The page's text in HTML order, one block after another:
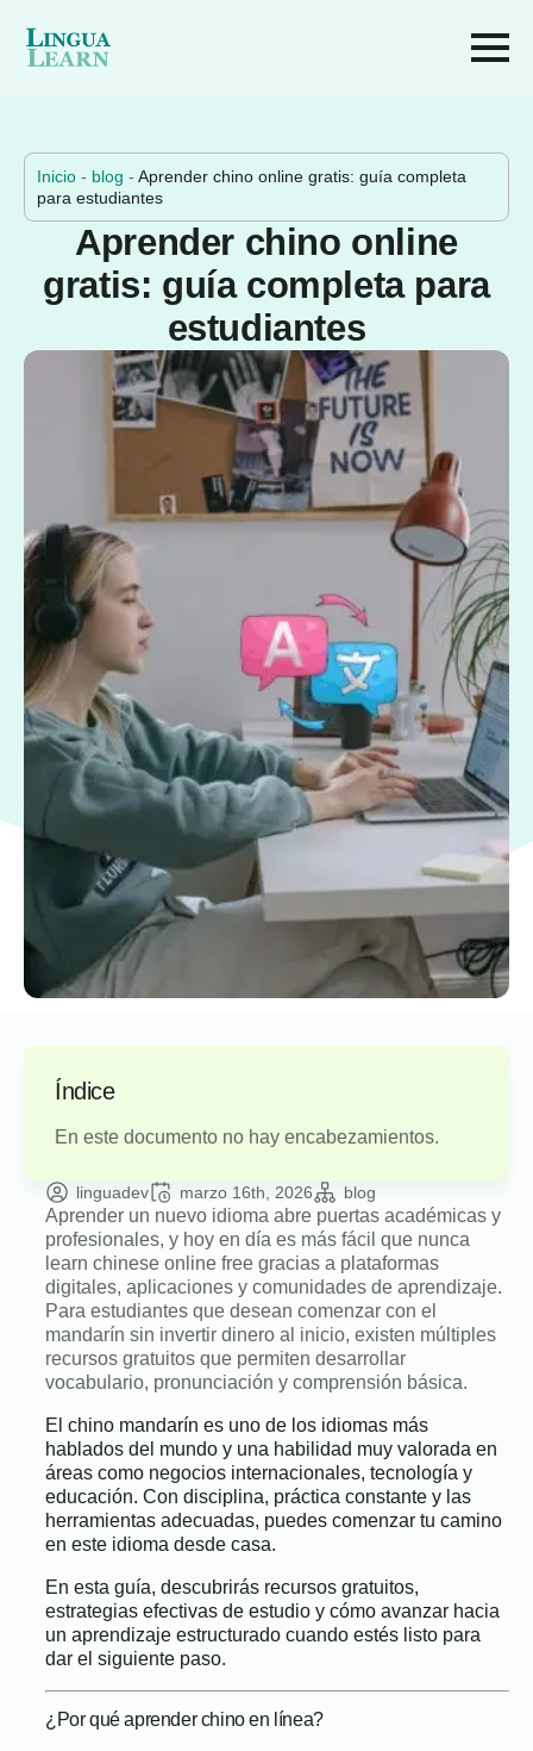
Inicio - blog - Aprender chino online gratis: guía completa
para estudiantes
Aprender chino online
gratis: guía completa para
estudiantes
Índice
En este documento no hay encabezamientos.
linguadev marzo 16th, 2026 blog
Aprender un nuevo idioma abre puertas académicas y
profesionales, y hoy en día es más fácil que nunca
learn chinese online free gracias a plataformas
digitales, aplicaciones y comunidades de aprendizaje.
Para estudiantes que desean comenzar con el
mandarín sin invertir dinero al inicio, existen múltiples
recursos gratuitos que permiten desarrollar
vocabulario, pronunciación y comprensión básica.
El chino mandarín es uno de los idiomas más
hablados del mundo y una habilidad muy valorada en
áreas como negocios internacionales, tecnología y
educación. Con disciplina, práctica constante y las
herramientas adecuadas, puedes comenzar tu camino
en este idioma desde casa.
En esta guía, descubrirás recursos gratuitos,
estrategias efectivas de estudio y cómo avanzar hacia
un aprendizaje estructurado cuando estés listo para
dar el siguiente paso.
¿Por qué aprender chino en línea?